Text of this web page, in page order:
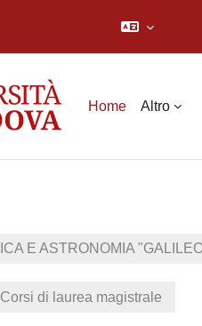
Home Altro
E ASTRONOMIA
Corsi di laurea magistrale